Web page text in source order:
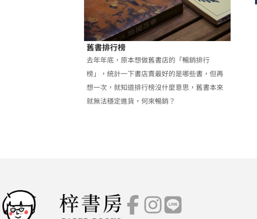
舊書排行榜
去年年底，原本想做舊書店的「暢銷排行
榜」，統計一下書店賣最好的是哪些書，但再
想一次，就知道排行榜沒什麼意思，舊書本來
就無法穩定進貨，何來暢銷？